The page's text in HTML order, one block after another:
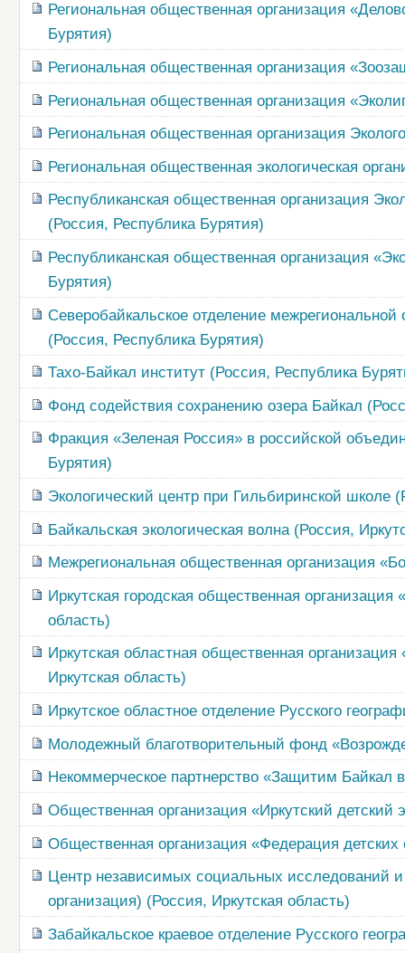
Региональная общественная организация
Бурятия)
Региональная общественная организация
Региональная общественная организация
Региональная общественная организация
Региональная общественная экологическая
Республиканская общественная организация
(Россия, Республика Бурятия)
Республиканская общественная организация
Бурятия)
Северобайкальское отделение
(Россия, Республика Бурятия)
Тахо-Байкал институт (Россия, Республика
Фонд содействия сохранению озера Байкал
Фракция «Зеленая Россия» в российской
Бурятия)
Экологический центр при Гильбиринской школе
Байкальская экологическая волна (Россия,
Межрегиональная общественная организация
Иркутская городская общественная
область)
Иркутская областная общественная
Иркутская область)
Иркутское областное отделение Русского
Молодежный благотворительный фонд
Некоммерческое партнерство «Защитим Байкал
Общественная организация «Иркутский детский
Общественная организация «Федерация детских
Центр независимых социальных исследований и
организация) (Россия, Иркутская область)
Забайкальское краевое отделение Русского